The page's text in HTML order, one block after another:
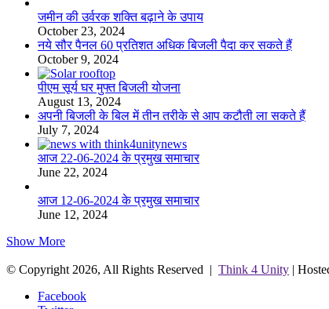
जमीन की उर्वरक शक्ति बढ़ाने के उपाय
October 23, 2024
नये सौर पैनल 60 प्रतिशत अधिक बिजली पैदा कर सकते हैं
October 9, 2024
पीएम सूर्य घर मुफ्त बिजली योजना
August 13, 2024
अपनी बिजली के बिल में तीन तरीके से आप कटौती ला सकते हैं
July 7, 2024
आज 22-06-2024 के प्रमुख समाचार
June 22, 2024
आज 12-06-2024 के प्रमुख समाचार
June 12, 2024
Show More
© Copyright 2026, All Rights Reserved | Think 4 Unity |
Facebook